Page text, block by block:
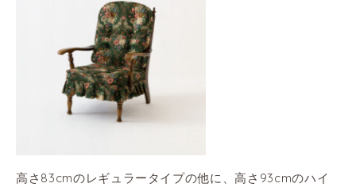
高さ83cmのレギュラータイプの他に、高さ93cmのハイ